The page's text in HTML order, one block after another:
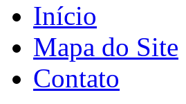
Início
Mapa do Site
Contato